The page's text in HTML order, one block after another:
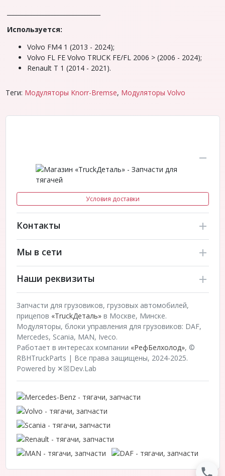
Используется:
Volvo FM4 1 (2013 - 2024);
Volvo FL FE Volvo TRUCK FE/FL 2006 > (2006 - 2024);
Renault T 1 (2014 - 2021).
Теги: Модуляторы Knorr-Bremse, Модуляторы Volvo
Условия доставки
Контакты
Мы в сети
Наши реквизиты
Запчасти для грузовиков, грузовых автомобилей,
прицепов «TruckДеталь»в Москве, Минске.
Модуляторы, блоки управления для грузовиков: DAF,
Mercedes, Scania, MAN, Iveco.
Работает в интересах компании «РефБелхолод», ©
RBHTruckParts | Все права защищены, 2024-2025.
Powered by ✕☒Dev.Lab